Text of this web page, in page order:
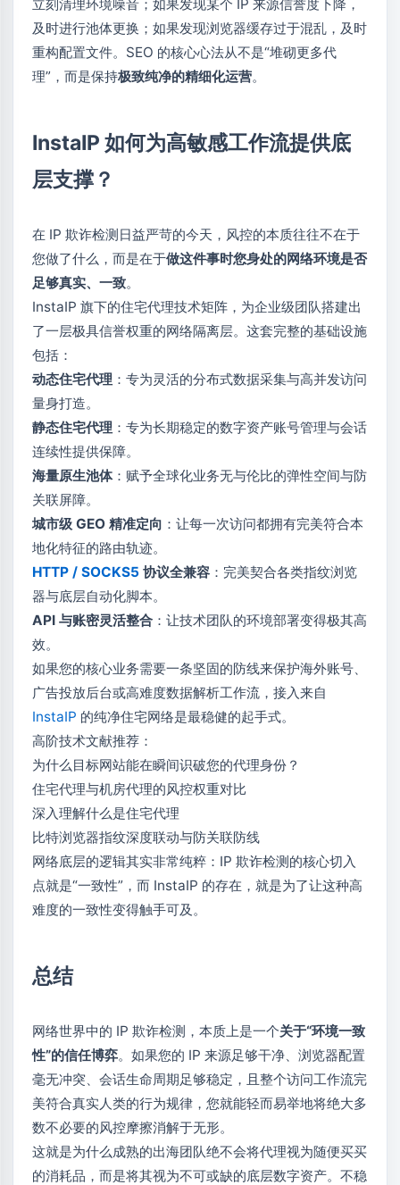
立刻清理环境噪音；如果发现某个 IP 来源信誉度下降，
及时进行池体更换；如果发现浏览器缓存过于混乱，及时
重构配置文件。SEO 的核心心法从不是“堆砌更多代
理”，而是保持极致纯净的精细化运营。
InstaIP 如何为高敏感工作流提供底
层支撑？
在 IP 欺诈检测日益严苛的今天，风控的本质往往不在于
您做了什么，而是在于做这件事时您身处的网络环境是否
足够真实、一致。
InstaIP 旗下的住宅代理技术矩阵，为企业级团队搭建出
了一层极具信誉权重的网络隔离层。这套完整的基础设施
包括：
动态住宅代理 ：专为灵活的分布式数据采集与高并发访问
量身打造。
静态住宅代理 ：专为长期稳定的数字资产账号管理与会话
连续性提供保障。
海量原生池体：赋予全球化业务无与伦比的弹性空间与防
关联屏障。
城市级 GEO 精准定向 ：让每一次访问都拥有完美符合本
地化特征的路由轨迹。
HTTP / SOCKS5 协议全兼容 ：完美契合各类指纹浏览
器与底层自动化脚本。
API 与账密灵活整合 ：让技术团队的环境部署变得极其高
效。
如果您的核心业务需要一条坚固的防线来保护海外账号、
广告投放后台或高难度数据解析工作流，接入来自
InstaIP 的纯净住宅网络是最稳健的起手式。
高阶技术文献推荐：
为什么目标网站能在瞬间识破您的代理身份？
住宅代理与机房代理的风控权重对比
深入理解什么是住宅代理
比特浏览器指纹深度联动与防关联防线
网络底层的逻辑其实非常纯粹：IP 欺诈检测的核心切入
点就是“一致性”，而 InstaIP 的存在，就是为了让这种高
难度的一致性变得触手可及。
总结
网络世界中的 IP 欺诈检测，本质上是一个关于“环境一致
性”的信任博弈。如果您的 IP 来源足够干净、浏览器配置
毫无冲突、会话生命周期足够稳定，且整个访问工作流完
美符合真实人类的行为规律，您就能轻而易举地将绝大多
数不必要的风控摩擦消解于无形。
这就是为什么成熟的出海团队绝不会将代理视为随便买买
的消耗品，而是将其视为不可或缺的底层数字资产。不稳